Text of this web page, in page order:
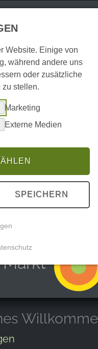
Attraktionen
Markt
Website. Einige von
während andere uns
oder zusätzliche
zu stellen.
Marketing
Externe Medien
SPEICHERN
der Website